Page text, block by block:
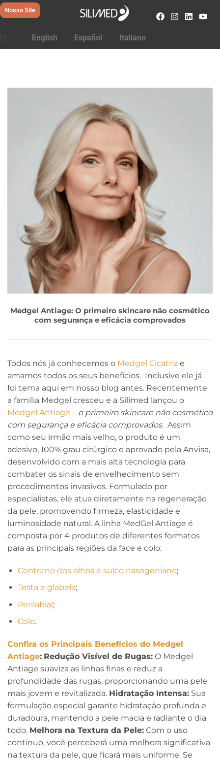
Nosso Site
English Español Italiano
Medgel Antiage: O primeiro skincare não cosmético
com segurança e eficácia comprovados
Todos nós já conhecemos o Medgel Cicatriz e
amamos todos os seus benefícios. Inclusive ele já
foi tema aqui em nosso blog antes. Recentemente
a família Medgel cresceu e a Silimed lançou o
Medgel Antiage – o primeiro skincare não cosmético
com segurança e eficácia comprovados. Assim
como seu irmão mais velho, o produto é um
adesivo, 100% grau cirúrgico e aprovado pela Anvisa,
desenvolvido com a mais alta tecnologia para
combater os sinais de envelhecimento sem
procedimentos invasivos. Formulado por
especialistas, ele atua diretamente na regeneração
da pele, promovendo firmeza, elasticidade e
luminosidade natural. A linha MedGel Antiage é
composta por 4 produtos de diferentes formatos
para as principais regiões da face e colo:
Contorno dos olhos e sulco nasogeniano;
Testa e glabela;
Perilabial;
Colo.
Confira os Principais Benefícios do Medgel
Antiage: Redução Visível de Rugas: O Medgel
Antiage suaviza as linhas finas e reduz a
profundidade das rugas, proporcionando uma pele
mais jovem e revitalizada. Hidratação Intensa: Sua
formulação especial garante hidratação profunda e
duradoura, mantendo a pele macia e radiante o dia
todo. Melhora na Textura da Pele: Com o uso
contínuo, você perceberá uma melhora significativa
na textura da pele, que ficará mais uniforme. Se